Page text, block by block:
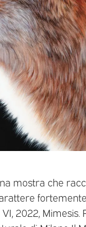
mostra che
2022,